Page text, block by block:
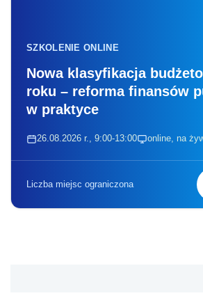
SZKOLENIE ONLINE
Nowa klasyfikacja
roku – reforma finansów
w praktyce
26.08.2026 r., 9:00-13:00 online, na
Liczba miejsc ograniczona